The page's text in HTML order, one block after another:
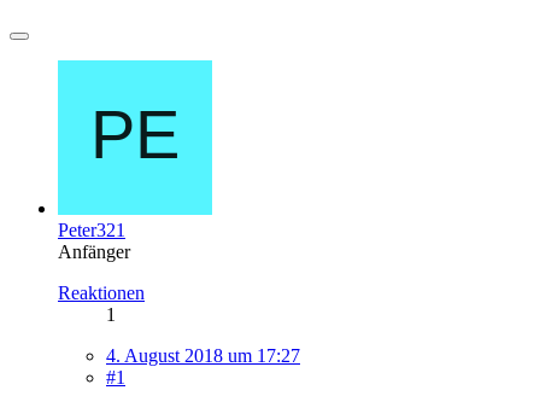
Peter321
Anfänger
Reaktionen
1
4. August 2018 um 17:27
#1